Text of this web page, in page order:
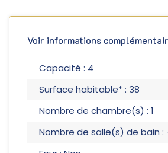
Voir informations
Capacité : 4
Surface habitable* : 38
Nombre de chambre(s) : 1
Nombre de salle(s) de bain :